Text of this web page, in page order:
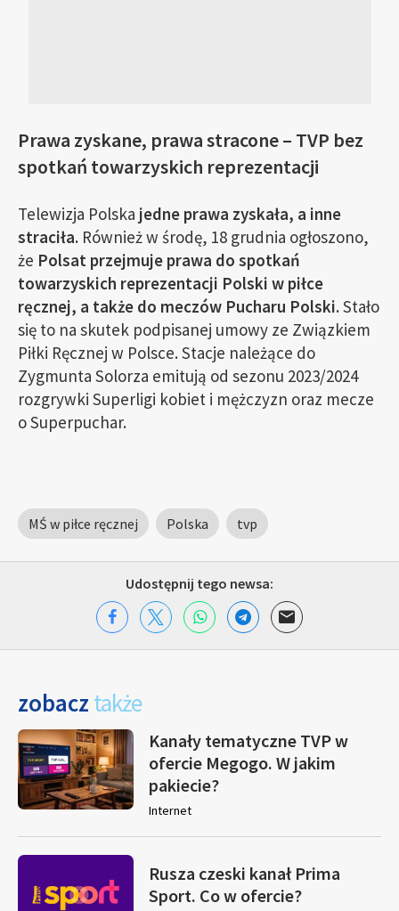
Prawa zyskane, prawa stracone – TVP bez
spotkań towarzyskich reprezentacji
Telewizja Polska jedne prawa zyskała, a inne
straciła. Również w środę, 18 grudnia ogłoszono,
że Polsat przejmuje prawa do spotkań
towarzyskich reprezentacji Polski w piłce
ręcznej, a także do meczów Pucharu Polski.Stało
się to na skutek podpisanej umowy ze Związkiem
Piłki Ręcznej w Polsce. Stacje należące do
Zygmunta Solorza emitują od sezonu 2023/2024
rozgrywki Superligi kobiet i mężczyzn oraz mecze
o Superpuchar.
MŚ w piłce ręcznej Polska tvp
Udostępnij tego newsa:
zobacz także
Kanały tematyczne TVP w
ofercie Megogo. W jakim
pakiecie?
Internet
Rusza czeski kanał Prima
Sport. Co w ofercie?